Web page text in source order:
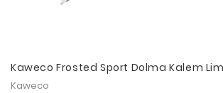
Kaweco Frosted Sport Dolma Kalem
Kaweco